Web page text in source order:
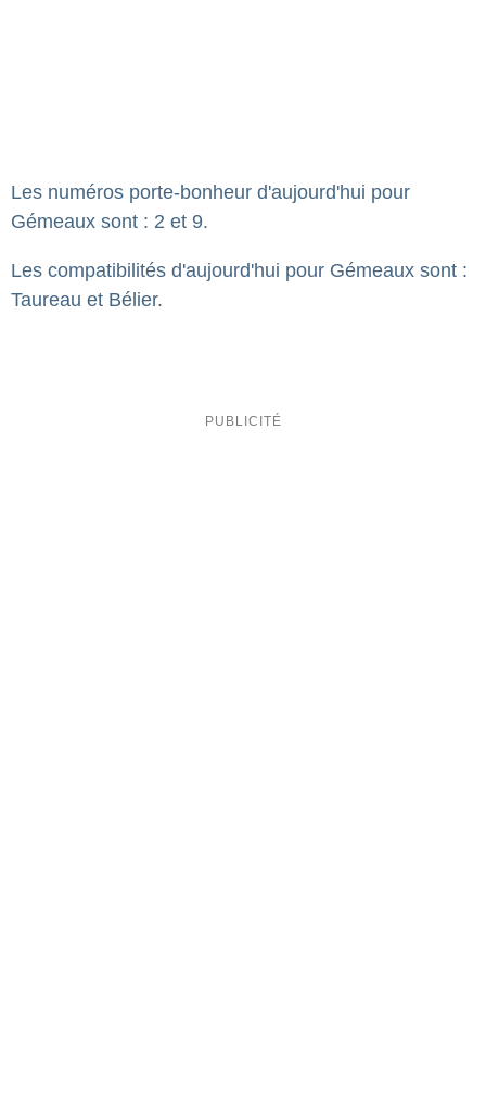
Les numéros porte-bonheur d'aujourd'hui pour
Gémeaux sont : 2 et 9.
Les compatibilités d'aujourd'hui pour Gémeaux sont :
Taureau et Bélier.